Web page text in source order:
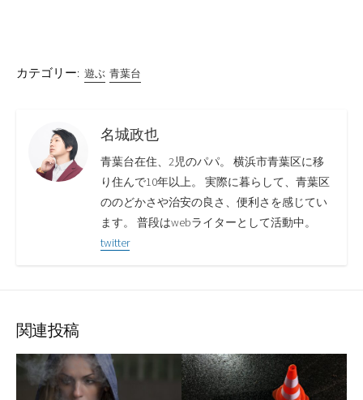
カテゴリー: 遊ぶ 青葉台
名城政也
青葉台在住、2児のパパ。 横浜市青葉区に移
り住んで10年以上。 実際に暮らして、青葉区
ののどかさや治安の良さ、便利さを感じてい
ます。 普段はwebライターとして活動中。
twitter
関連投稿